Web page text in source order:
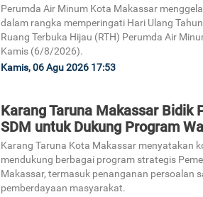
Perumda Air Minum Kota Makassar
dalam rangka memperingati Hari Ulang
Ruang Terbuka Hijau (RTH) Perumda Air
Kamis (6/8/2026).
Kamis, 06 Agu 2026 17:53
Karang Taruna Makassar Bidik
SDM untuk Dukung Program
Karang Taruna Kota Makassar menyatakan
mendukung berbagai program strategis
Makassar, termasuk penanganan persoalan
pemberdayaan masyarakat.